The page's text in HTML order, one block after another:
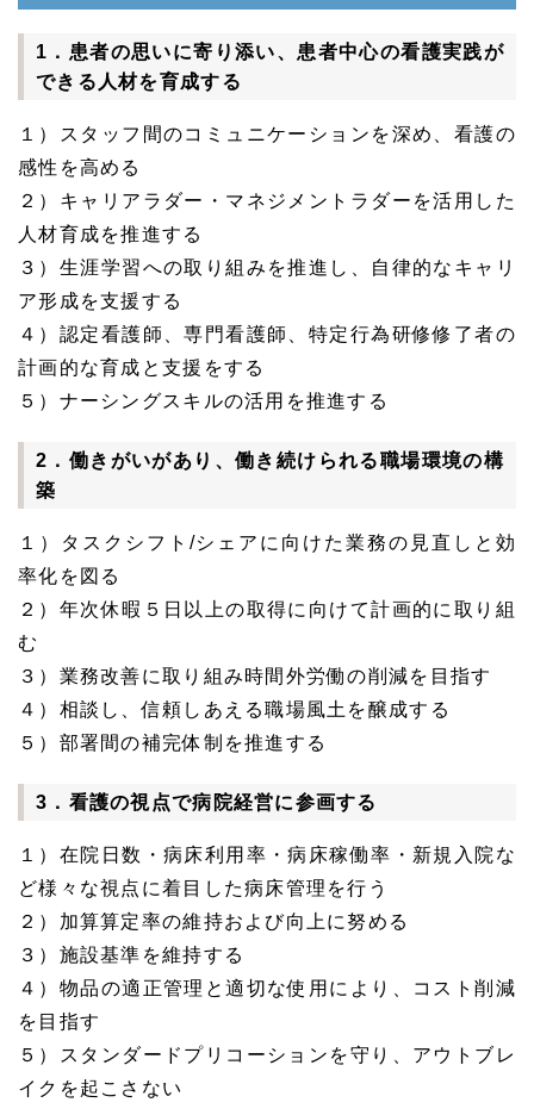
1．患者の思いに寄り添い、患者中心の看護実践が
できる人材を育成する
１）スタッフ間のコミュニケーションを深め、看護の
感性を高める
２）キャリアラダー・マネジメントラダーを活用した
人材育成を推進する
３）生涯学習への取り組みを推進し、自律的なキャリ
ア形成を支援する
４）認定看護師、専門看護師、特定行為研修修了者の
計画的な育成と支援をする
５）ナーシングスキルの活用を推進する
2．働きがいがあり、働き続けられる職場環境の構
築
１）タスクシフト/シェアに向けた業務の見直しと効
率化を図る
２）年次休暇５日以上の取得に向けて計画的に取り組
む
３）業務改善に取り組み時間外労働の削減を目指す
４）相談し、信頼しあえる職場風土を醸成する
５）部署間の補完体制を推進する
3．看護の視点で病院経営に参画する
１）在院日数・病床利用率・病床稼働率・新規入院な
ど様々な視点に着目した病床管理を行う
２）加算算定率の維持および向上に努める
３）施設基準を維持する
４）物品の適正管理と適切な使用により、コスト削減
を目指す
５）スタンダードプリコーションを守り、アウトブレ
イクを起こさない